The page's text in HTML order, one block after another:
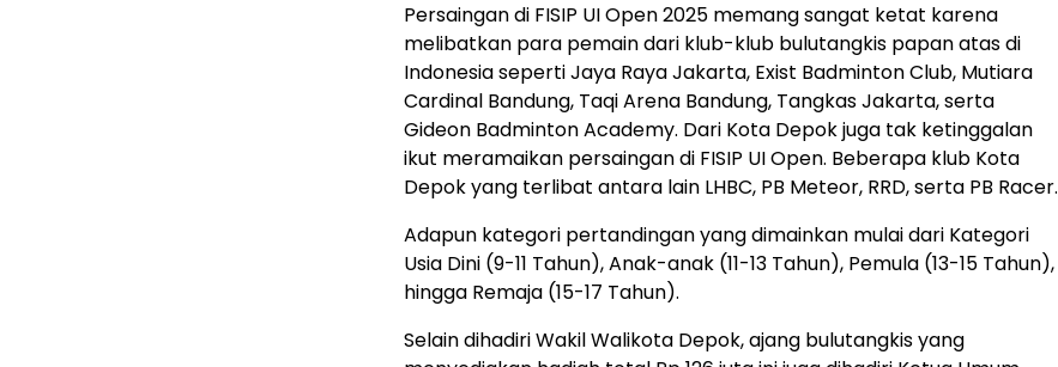
Persaingan di FISIP UI Open 2025 memang sangat ketat karena
melibatkan para pemain dari klub-klub bulutangkis papan atas di
Indonesia seperti Jaya Raya Jakarta, Exist Badminton Club, Mutiara
Cardinal Bandung, Taqi Arena Bandung, Tangkas Jakarta, serta
Gideon Badminton Academy. Dari Kota Depok juga tak ketinggalan
ikut meramaikan persaingan di FISIP UI Open. Beberapa klub Kota
Depok yang terlibat antara lain LHBC, PB Meteor, RRD, serta PB Racer.
Adapun kategori pertandingan yang dimainkan mulai dari Kategori
Usia Dini (9-11 Tahun), Anak-anak (11-13 Tahun), Pemula (13-15 Tahun),
hingga Remaja (15-17 Tahun).
Selain dihadiri Wakil Walikota Depok, ajang bulutangkis yang